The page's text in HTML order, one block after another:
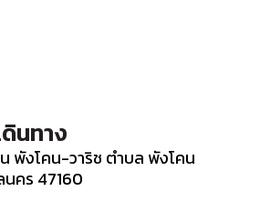
นทาง
พังโคน-วาริช ตำบล พังโคน
คร 47160